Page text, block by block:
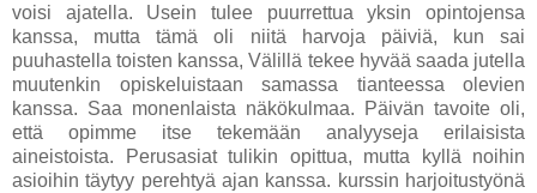
voisi ajatella. Usein tulee puurrettua yksin opintojensa
kanssa, mutta tämä oli niitä harvoja päiviä, kun sai
puuhastella toisten kanssa, Välillä tekee hyvää saada jutella
muutenkin opiskeluistaan samassa tianteessa olevien
kanssa. Saa monenlaista näkökulmaa. Päivän tavoite oli,
että opimme itse tekemään analyyseja erilaisista
aineistoista. Perusasiat tulikin opittua, mutta kyllä noihin
asioihin täytyy perehtyä ajan kanssa. kurssin harjoitustyönä